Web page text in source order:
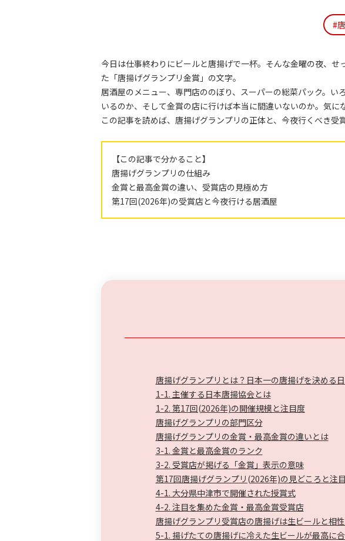
#
今日は仕事終わりにビールと唐揚げで一杯。そんな金曜の夜、
た「唐揚げグランプリ金賞」の文字。
居酒屋のメニュー、専門店ののぼり、スーパーの総菜パック。
いるのか、そして金賞の店に行けば本当に間違いないのか。気に
この記事を読めば、唐揚げグランプリの正体と、今夜行くべき受
【この記事で分かること】
唐揚げグランプリの仕組み
金賞と最高金賞の違い、受賞店の見極め方
第17回(2026年)の受賞店と今夜行ける居酒屋
唐揚げグランプリとは？日本一の唐揚げを決める
1-1. 主催する日本唐揚協会とは
1-2. 第17回(2026年)の開催規模と注目度
唐揚げグランプリの部門区分
唐揚げグランプリの金賞・最高金賞の違いとは
3-1. 金賞と最高金賞のランク
3-2. 受賞店が掲げる「金賞」表示の意味
第17回唐揚げグランプリ(2026年)の見どころと注
4-1. 大分県中津市で開催された授賞式
4-2. 注目を集めた金賞・最高金賞受賞店
唐揚げグランプリ受賞店の唐揚げは生ビールと相
5-1. 揚げたての唐揚げに冷えた生ビールが最高に